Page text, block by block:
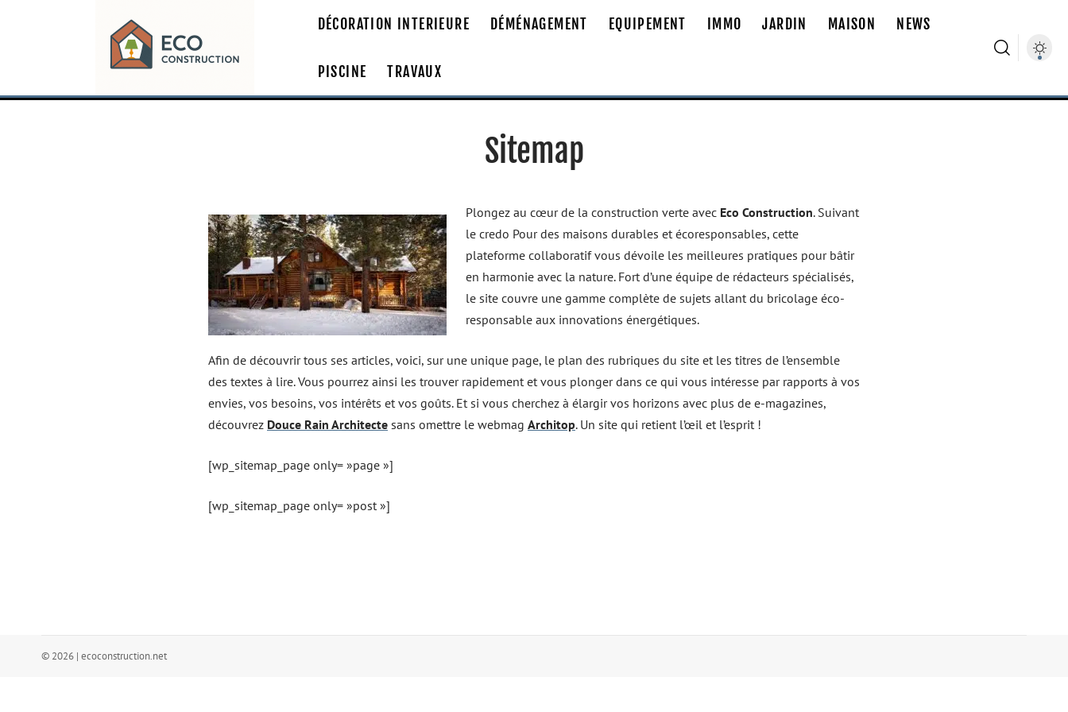
DÉCORATION INTERIEURE DÉMÉNAGEMENT EQUIPEMENT IMMO JARDIN MAISON NEWS
PISCINE TRAVAUX
Sitemap
Plongez au cœur de la construction verte avec Eco Construction. Suivant
le credo Pour des maisons durables et écoresponsables, cette
plateforme collaboratif vous dévoile les meilleures pratiques pour bâtir
en harmonie avec la nature. Fort d’une équipe de rédacteurs spécialisés,
le site couvre une gamme complète de sujets allant du bricolage éco-
responsable aux innovations énergétiques.
Afin de découvrir tous ses articles, voici, sur une unique page, le plan des rubriques du site et les titres de l’ensemble
des textes à lire. Vous pourrez ainsi les trouver rapidement et vous plonger dans ce qui vous intéresse par rapports à vos
envies, vos besoins, vos intérêts et vos goûts. Et si vous cherchez à élargir vos horizons avec plus de e-magazines,
découvrez Douce Rain Architecte sans omettre le webmag Architop. Un site qui retient l’œil et l’esprit !
[wp_sitemap_page only= »page »]
[wp_sitemap_page only= »post »]
© 2026 | ecoconstruction.net